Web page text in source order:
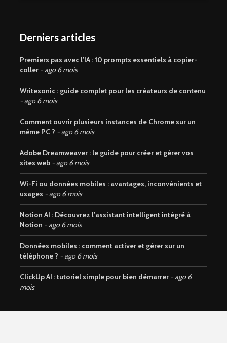
Derniers articles
Premiers pas avec l’IA : 10 prompts essentiels à copier-
coller
ago 6 mois
Writesonic : guide complet pour les créateurs de contenu
ago 6 mois
Comment ouvrir plusieurs instances de Chrome sur un
même PC ?
ago 6 mois
Adobe Dreamweaver : le guide pour créer et gérer vos
sites web
ago 6 mois
Wi-Fi ou données mobiles : avantages, inconvénients et
usages
ago 6 mois
Notion AI : Découvrez l’assistant intelligent intégré à
Notion
ago 6 mois
Données mobiles : comment activer et gérer sur un
téléphone ?
ago 6 mois
ClickUp AI : tutoriel simple pour bien démarrer
ago 6
mois